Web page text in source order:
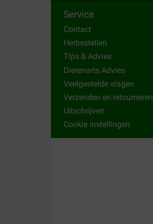
Service
Contact
Herbestellen
Tips & Advies
Dierenarts Advies
Veelgestelde vragen
Verzenden en retourneren
Uitschrijven
Cookie instellingen